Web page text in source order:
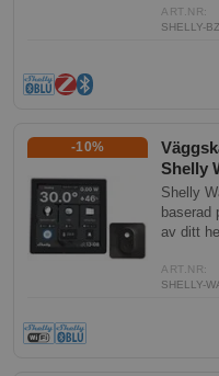
hem
på
ART.NR:
SHELLY-
Shelly
-10%
Shelly
baserad
av ditt
design
paketet
ART.NR:
SHELLY-